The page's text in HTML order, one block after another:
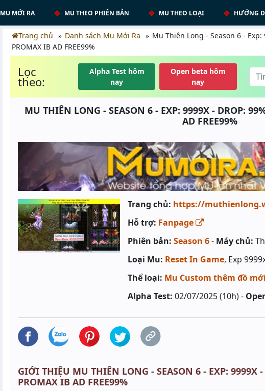
MU MỚI RA MU THEO PHIÊN BẢN MU THEO LOẠI HƯỚNG
Trang chủ Danh sách Mu Mới Ra
Mu Thiên Long - Season 6 -
PROMAX IB AD FREE99%
Lọc
theo:
Alpha Test hôm
nay
Open beta hôm
nay
MU THIÊN LONG - SEASON 6 - EXP: 9999X - DROP:
AD FREE99%
Trang chủ: https://
Hỗ trợ: Fanpage
Phiên bản: Season 6- Máy chủ:
Loại Mu: Reset In Game, Exp
Thể loại: Mu Custom thêm đồ mới
Alpha Test: 02/07/2025 (10h) -
GIỚI THIỆU MU THIÊN LONG - SEASON 6 - EXP: 9999X
PROMAX IB AD FREE99%